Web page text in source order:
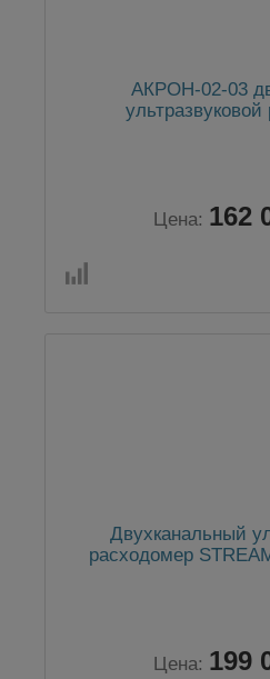
АКРОН-02-03
Цена: 162
Двухканальный
расходомер
Цена: 199